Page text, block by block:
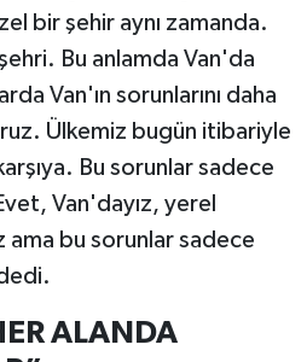
bir şehir aynı zamanda.
Bu anlamda Van'da
Van'ın sorunlarını daha
Ülkemiz bugün itibariyle
Bu sorunlar sadece
Van'dayız, yerel
ama bu sorunlar sadece
ALANDA